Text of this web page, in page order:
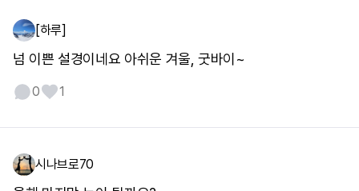
[하루]
넘 이쁜 설경이네요 아쉬운 겨울, 굿바이~
0 1
시나브로70